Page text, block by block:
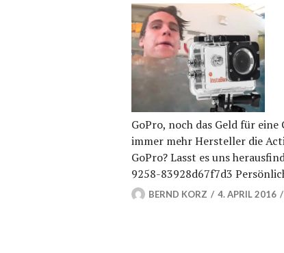
GoPro, noch das Geld für
immer mehr Hersteller die
GoPro? Lasst es uns
9258-83928d67f7d3
BERND KORZ 4. APRIL 2016